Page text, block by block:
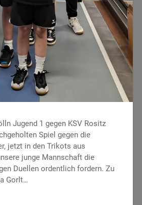
Jugend 1 gegen KSV Rositz
Spiel gegen die
jetzt in den Trikots aus
junge Mannschaft die
Duellen ordentlich fordern. Zu
Gorlt…